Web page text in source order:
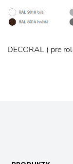
DECORAL ( pre